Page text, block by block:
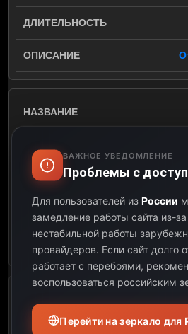
ВАЖНОЕ УВЕДОМЛЕНИЕ
Проблемы с
Для пользователей из России
замедление работы сайта из-
нестабильной работы
провайдеров. Если сайт долго
работает с перебоями,
воспользоваться российским
Перейти на зеркало для